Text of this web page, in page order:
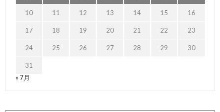
10 11 12 13 14 15 16
17 18 19 20 21 22 23
24 25 26 27 28 29 30
31
« 7月